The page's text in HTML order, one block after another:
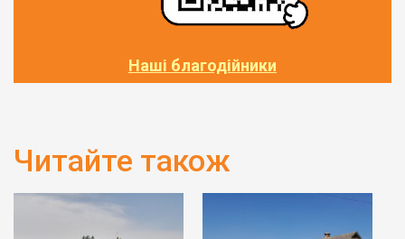
Наші благодійники
Читайте також